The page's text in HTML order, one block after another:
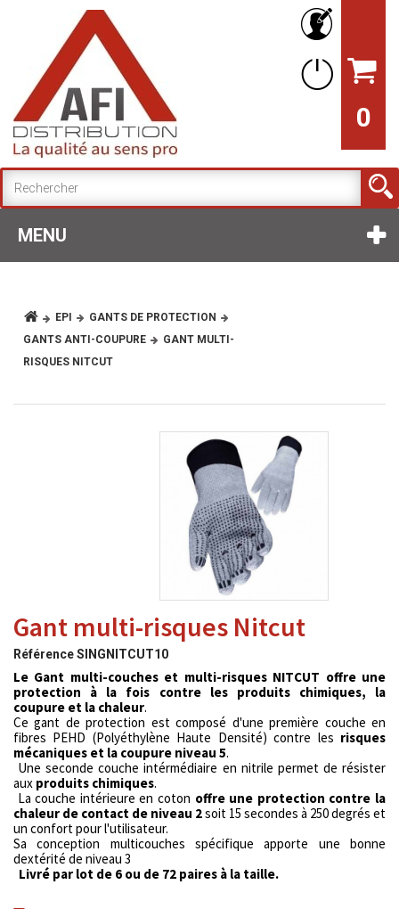
0
MENU
EPI
GANTS DE PROTECTION
GANTS ANTI-COUPURE
GANT MULTI-
RISQUES NITCUT
Gant multi-risques Nitcut
RéférenceSINGNITCUT10
Le Gant multi-couches et multi-risques NITCUT offre une
protection à la fois contre les produits chimiques, la
coupure et la chaleur.
Ce gant de protection est composé d'une première couche en
fibres PEHD (Polyéthylène Haute Densité) contre les risques
mécaniques et la coupure niveau 5.
Une seconde couche intérmédiaire en nitrile permet de résister
aux produits chimiques.
La couche intérieure en coton offre une protection contre la
chaleur de contact de niveau 2soit 15 secondes à 250 degrés et
un confort pour l'utilisateur.
Sa conception multicouches spécifique apporte une bonne
dextérité de niveau 3
Livré par lot de 6 ou de 72 paires à la taille.